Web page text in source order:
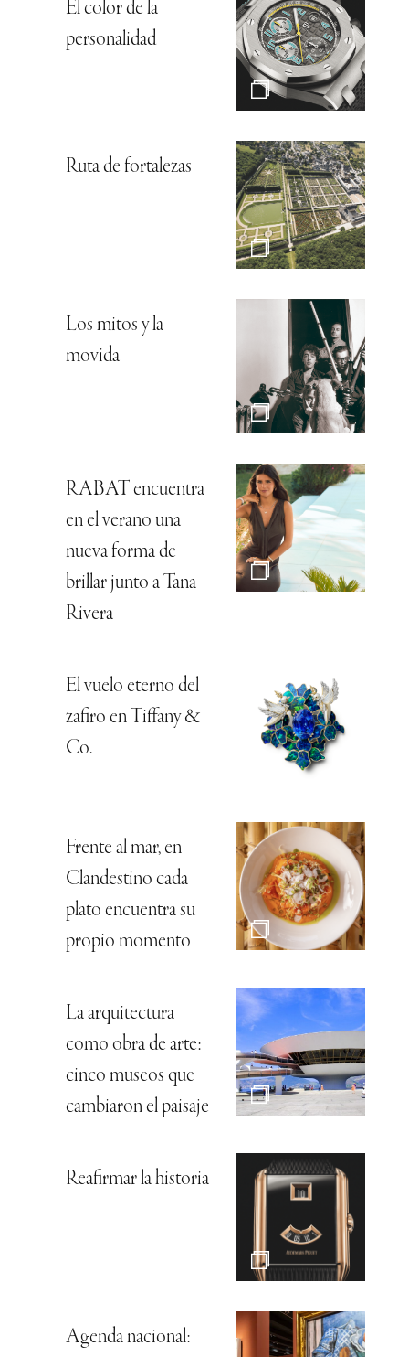
El color de la
personalidad
Ruta de fortalezas
Los mitos y la
movida
RABAT encuentra
en el verano una
nueva forma de
brillar junto a Tana
Rivera
El vuelo eterno del
zafiro en Tiffany &
Co.
Frente al mar, en
Clandestino cada
plato encuentra su
propio momento
La arquitectura
como obra de arte:
cinco museos que
cambiaron el paisaje
Reafirmar la historia
Agenda nacional: